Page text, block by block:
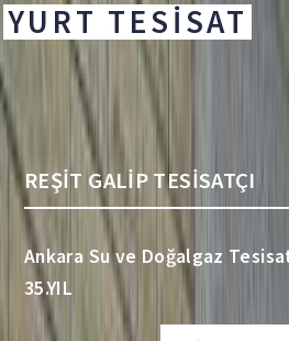
YURT TESİSAT
REŞİT GALİP TESİSATÇI
Ankara Su ve Doğalgaz
35.YIL